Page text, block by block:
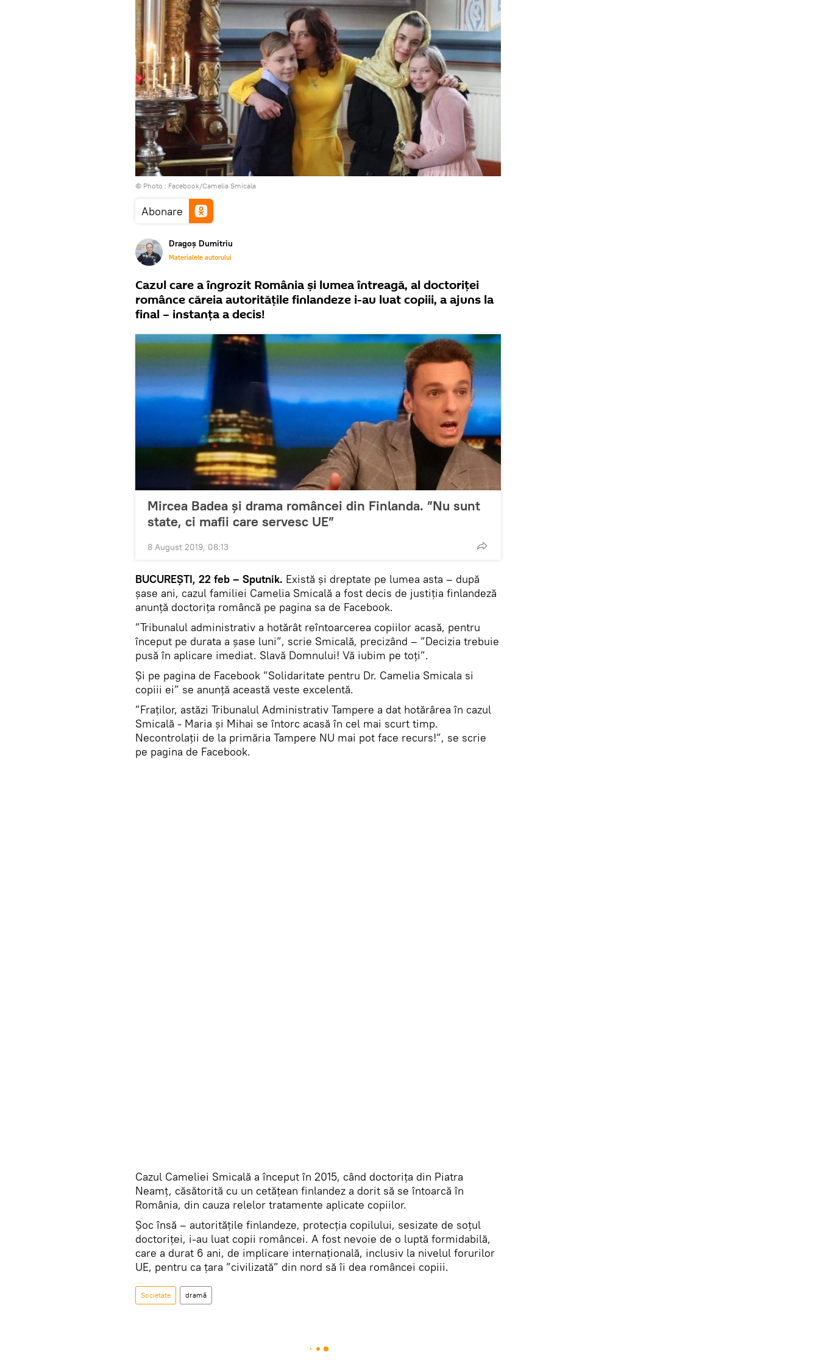
© Photo : Facebook/Camelia Smicala
Abonare
Dragoș Dumitriu
Materialele autorului
Cazul care a îngrozit România și lumea întreagă, al doctoriței
românce căreia autoritățile finlandeze i-au luat copiii, a ajuns la
final – instanța a decis!
Mircea Badea și drama româncei din Finlanda. ”Nu sunt
state, ci mafii care servesc UE”
8 August 2019, 08:13
BUCUREȘTI, 22 feb – Sputnik. Există și dreptate pe lumea asta – după
șase ani, cazul familiei Camelia Smicală a fost decis de justiţia finlandeză
anunță doctorița româncă pe pagina sa de Facebook.
”Tribunalul administrativ a hotărât reîntoarcerea copiilor acasă, pentru
început pe durata a șase luni”, scrie Smicală, precizând – ”Decizia trebuie
pusă în aplicare imediat. Slavă Domnului! Vă iubim pe toți”.
Și pe pagina de Facebook ”Solidaritate pentru Dr. Camelia Smicala si
copiii ei” se anunță această veste excelentă.
”Fraților, astăzi Tribunalul Administrativ Tampere a dat hotărârea în cazul
Smicală - Maria și Mihai se întorc acasă în cel mai scurt timp.
Necontrolații de la primăria Tampere NU mai pot face recurs!”, se scrie
pe pagina de Facebook.
Cazul Cameliei Smicală a început în 2015, când doctorița din Piatra
Neamț, căsătorită cu un cetățean finlandez a dorit să se întoarcă în
România, din cauza relelor tratamente aplicate copiilor.
Șoc însă – autoritățile finlandeze, protecția copilului, sesizate de soțul
doctoriței, i-au luat copii româncei. A fost nevoie de o luptă formidabilă,
care a durat 6 ani, de implicare internațională, inclusiv la nivelul forurilor
UE, pentru ca țara ”civilizată” din nord să îi dea româncei copiii.
Societate dramă